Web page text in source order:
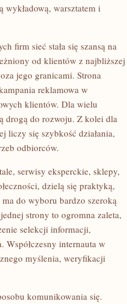
wykładową, warsztatem i
firm sieć stała się szansą na
od klientów z najbliższej
jego granicami. Strona
reklamowa w
klientów. Dla wielu
drogą do rozwoju. Z kolei dla
liczy się szybkość działania,
odbiorców.
serwisy eksperckie, sklepy,
dzielą się praktyką,
do wyboru bardzo szeroką
strony to ogromna zaleta,
selekcji informacji,
Współczesny internauta w
myślenia, weryfikacji
komunikowania się.